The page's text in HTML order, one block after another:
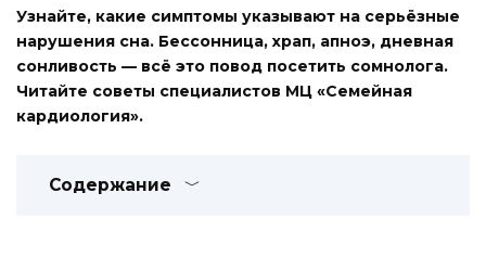
Узнайте, какие симптомы указывают на серьёзные
нарушения сна. Бессонница, храп, апноэ, дневная
сонливость — всё это повод посетить сомнолога.
Читайте советы специалистов МЦ «Семейная
кардиология».
Содержание